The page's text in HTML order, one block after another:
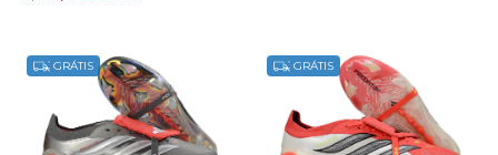
GRÁTIS GRÁTIS